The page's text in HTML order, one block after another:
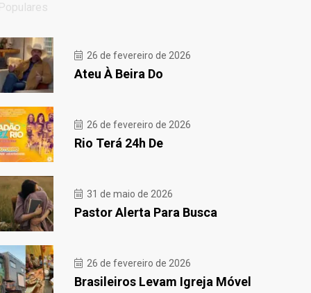
26 de fevereiro de 2026
Ateu À Beira Do
26 de fevereiro de 2026
Rio Terá 24h De
31 de maio de 2026
Pastor Alerta Para Busca
26 de fevereiro de 2026
Brasileiros Levam Igreja Móvel